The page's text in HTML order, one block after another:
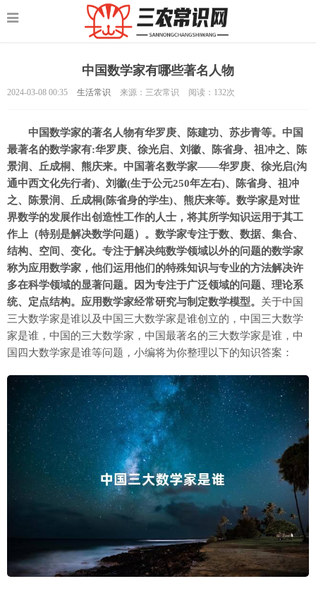
中国数学家有哪些著名人物
2024-03-08 00:35 生活常识 来源：三农常识 阅读： 132次
中国数学家的著名人物有华罗庚、陈建功、苏步青等。中国
最著名的数学家有:华罗庚、徐光启、刘徽、陈省身、祖冲之、陈
景润、丘成桐、熊庆来。中国著名数学家——华罗庚、徐光启(沟
通中西文化先行者)、刘徽(生于公元250年左右)、陈省身、祖冲
之、陈景润、丘成桐(陈省身的学生)、熊庆来等。数学家是对世
界数学的发展作出创造性工作的人士，将其所学知识运用于其工
作上（特别是解决数学问题）。数学家专注于数、数据、集合、
结构、空间、变化。 专注于解决纯数学领域以外的问题的数学家
称为应用数学家，他们运用他们的特殊知识与专业的方法解决许
多在科学领域的显著问题。因为专注于广泛领域的问题、理论系
统、定点结构。应用数学家经常研究与制定数学模型。 关于中国
三大数学家是谁以及中国三大数学家是谁创立的，中国三大数学
家是谁，中国的三大数学家，中国最著名的三大数学家是谁，中
国四大数学家是谁等问题，小编将为你整理以下的知识答案：